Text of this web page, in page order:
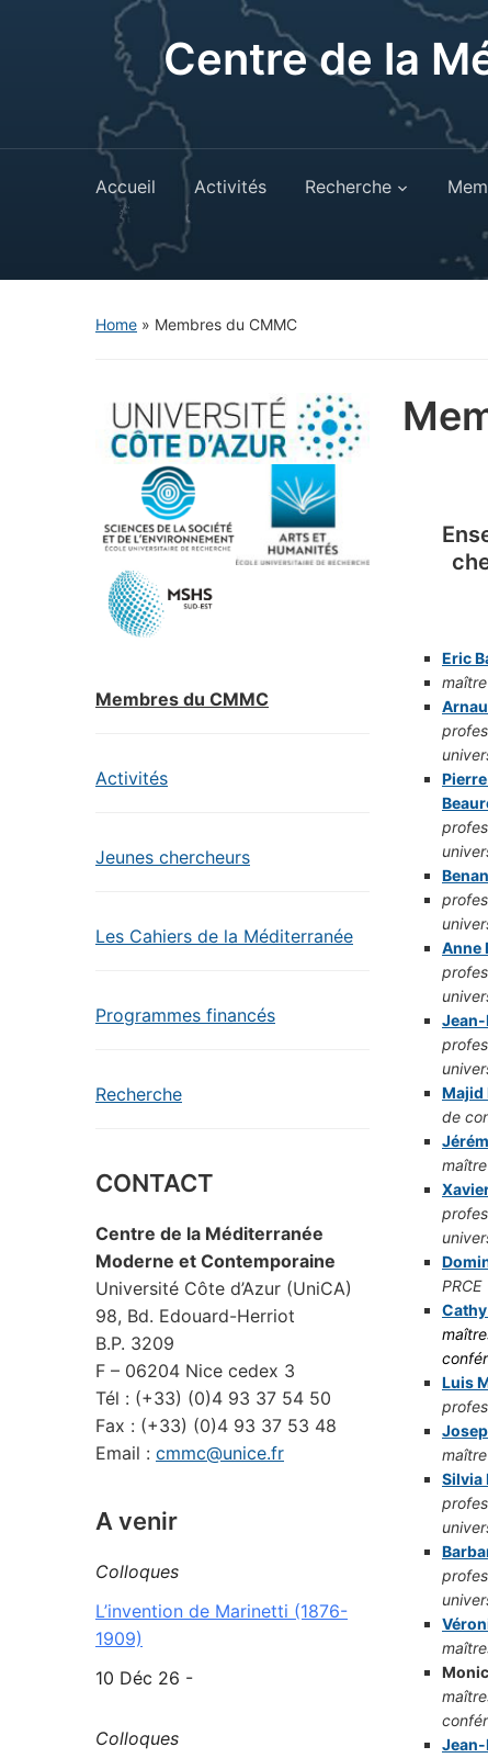
Centre de la
Accueil Activités Recherche
Home » Membres du CMMC
Membres du CMMC
Activités
Jeunes chercheurs
Les Cahiers de la Méditerranée
Programmes financés
Recherche
CONTACT
Centre de la Méditerranée
Moderne et Contemporaine
Université Côte d’Azur (UniCA)
98, Bd. Edouard-Herriot
B.P. 3209
F – 06204 Nice cedex 3
Tél : (+33) (0)4 93 37 54 50
Fax : (+33) (0)4 93 37 53 48
Email : cmmc@unice.fr
A venir
Colloques
L’invention de Marinetti (1876-
1909)
10 Déc 26 -
Colloques
Eric
Anne
Majid
de
PRCE
Luis
Silvia
Jean-